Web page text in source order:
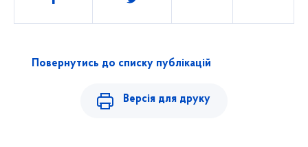
Повернутись до списку публікацій
Версія для друку